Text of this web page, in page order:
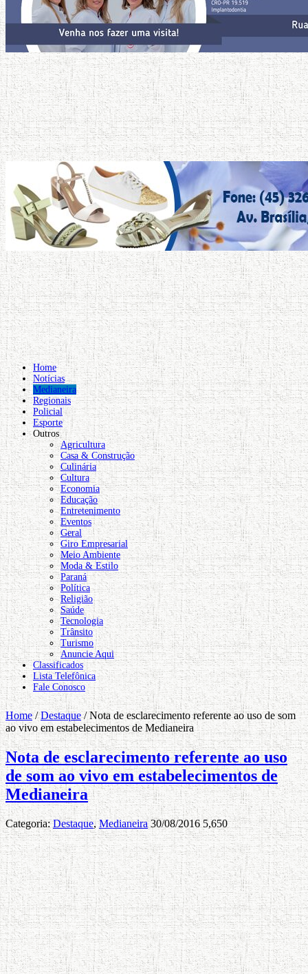
Home
Notícias
Medianeira
Regionais
Policial
Esporte
Outros
Agricultura
Casa & Construção
Culinária
Cultura
Economia
Educação
Entretenimento
Eventos
Geral
Giro Empresarial
Meio Ambiente
Moda & Estilo
Paraná
Política
Religião
Saúde
Tecnologia
Trânsito
Turismo
Anuncie Aqui
Classificados
Lista Telefônica
Fale Conosco
Home/Destaque/Nota de esclarecimento referente ao uso de som
ao vivo em estabelecimentos de Medianeira
Nota de esclarecimento referente ao uso
de som ao vivo em estabelecimentos de
Medianeira
Categoria:Destaque,Medianeira 30/08/2016 5,650